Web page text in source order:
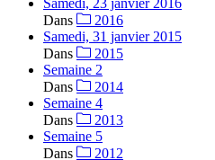
Samedi, 23 janvier 2016
Dans
2016
Samedi, 31 janvier 2015
Dans
2015
Semaine 2
Dans
2014
Semaine 4
Dans
2013
Semaine 5
Dans
2012